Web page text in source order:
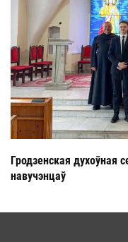
Гродзенская
навучэнцаў